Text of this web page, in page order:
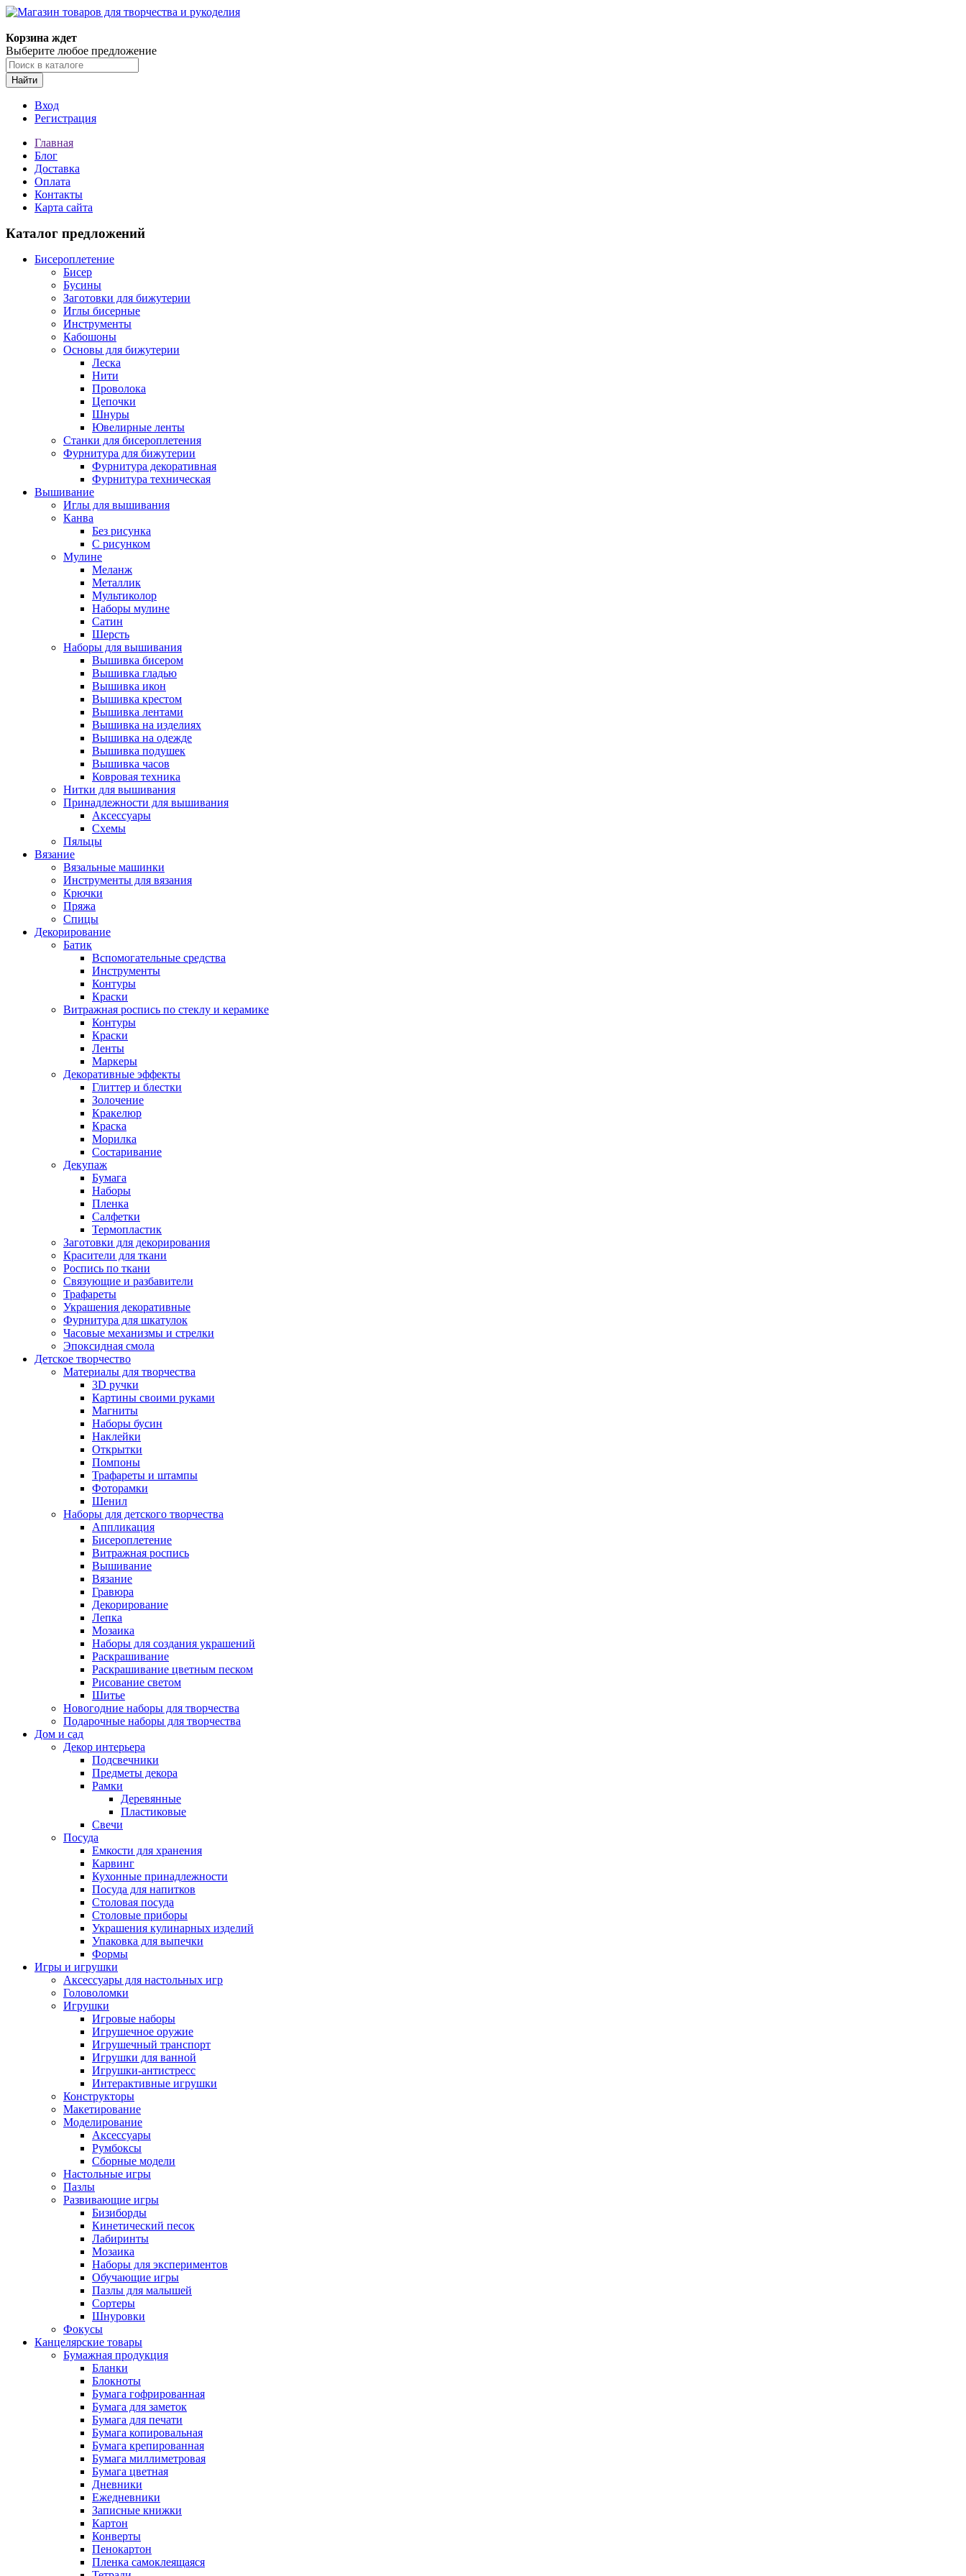
Корзина ждет
Выберите любое предложение
Найти
Вход
Регистрация
Главная
Блог
Доставка
Оплата
Контакты
Карта сайта
Каталог предложений
Бисероплетение
Бисер
Бусины
Заготовки для бижутерии
Иглы бисерные
Инструменты
Кабошоны
Основы для бижутерии
Леска
Нити
Проволока
Цепочки
Шнуры
Ювелирные ленты
Станки для бисероплетения
Фурнитура для бижутерии
Фурнитура декоративная
Фурнитура техническая
Вышивание
Иглы для вышивания
Канва
Без рисунка
С рисунком
Мулине
Меланж
Металлик
Мультиколор
Наборы мулине
Сатин
Шерсть
Наборы для вышивания
Вышивка бисером
Вышивка гладью
Вышивка икон
Вышивка крестом
Вышивка лентами
Вышивка на изделиях
Вышивка на одежде
Вышивка подушек
Вышивка часов
Ковровая техника
Нитки для вышивания
Принадлежности для вышивания
Аксессуары
Схемы
Пяльцы
Вязание
Вязальные машинки
Инструменты для вязания
Крючки
Пряжа
Спицы
Декорирование
Батик
Вспомогательные средства
Инструменты
Контуры
Краски
Витражная роспись по стеклу и керамике
Контуры
Краски
Ленты
Маркеры
Декоративные эффекты
Глиттер и блестки
Золочение
Кракелюр
Краска
Морилка
Состаривание
Декупаж
Бумага
Наборы
Пленка
Салфетки
Термопластик
Заготовки для декорирования
Красители для ткани
Роспись по ткани
Связующие и разбавители
Трафареты
Украшения декоративные
Фурнитура для шкатулок
Часовые механизмы и стрелки
Эпоксидная смола
Детское творчество
Материалы для творчества
3D ручки
Картины своими руками
Магниты
Наборы бусин
Наклейки
Открытки
Помпоны
Трафареты и штампы
Фоторамки
Шенил
Наборы для детского творчества
Аппликация
Бисероплетение
Витражная роспись
Вышивание
Вязание
Гравюра
Декорирование
Лепка
Мозаика
Наборы для создания украшений
Раскрашивание
Раскрашивание цветным песком
Рисование светом
Шитье
Новогодние наборы для творчества
Подарочные наборы для творчества
Дом и сад
Декор интерьера
Подсвечники
Предметы декора
Рамки
Деревянные
Пластиковые
Свечи
Посуда
Емкости для хранения
Карвинг
Кухонные принадлежности
Посуда для напитков
Столовая посуда
Столовые приборы
Украшения кулинарных изделий
Упаковка для выпечки
Формы
Игры и игрушки
Аксессуары для настольных игр
Головоломки
Игрушки
Игровые наборы
Игрушечное оружие
Игрушечный транспорт
Игрушки для ванной
Игрушки-антистресс
Интерактивные игрушки
Конструкторы
Макетирование
Моделирование
Аксессуары
Румбоксы
Сборные модели
Настольные игры
Пазлы
Развивающие игры
Бизиборды
Кинетический песок
Лабиринты
Мозаика
Наборы для экспериментов
Обучающие игры
Пазлы для малышей
Сортеры
Шнуровки
Фокусы
Канцелярские товары
Бумажная продукция
Бланки
Блокноты
Бумага гофрированная
Бумага для заметок
Бумага для печати
Бумага копировальная
Бумага крепированная
Бумага миллиметровая
Бумага цветная
Дневники
Ежедневники
Записные книжки
Картон
Конверты
Пенокартон
Пленка самоклеящаяся